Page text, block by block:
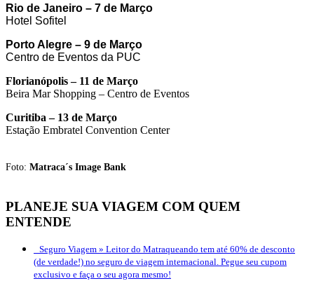
Rio de Janeiro – 7 de Março
Hotel Sofitel
Porto Alegre – 9 de Março
Centro de Eventos da PUC
Florianópolis – 11 de Março
Beira Mar Shopping – Centro de Eventos
Curitiba – 13 de Março
Estação Embratel Convention Center
Foto: Matraca´s Image Bank
PLANEJE SUA VIAGEM COM QUEM
ENTENDE
Seguro Viagem » Leitor do Matraqueando tem até 60% de desconto
(de verdade!) no seguro de viagem internacional. Pegue seu cupom
exclusivo e faça o seu agora mesmo!